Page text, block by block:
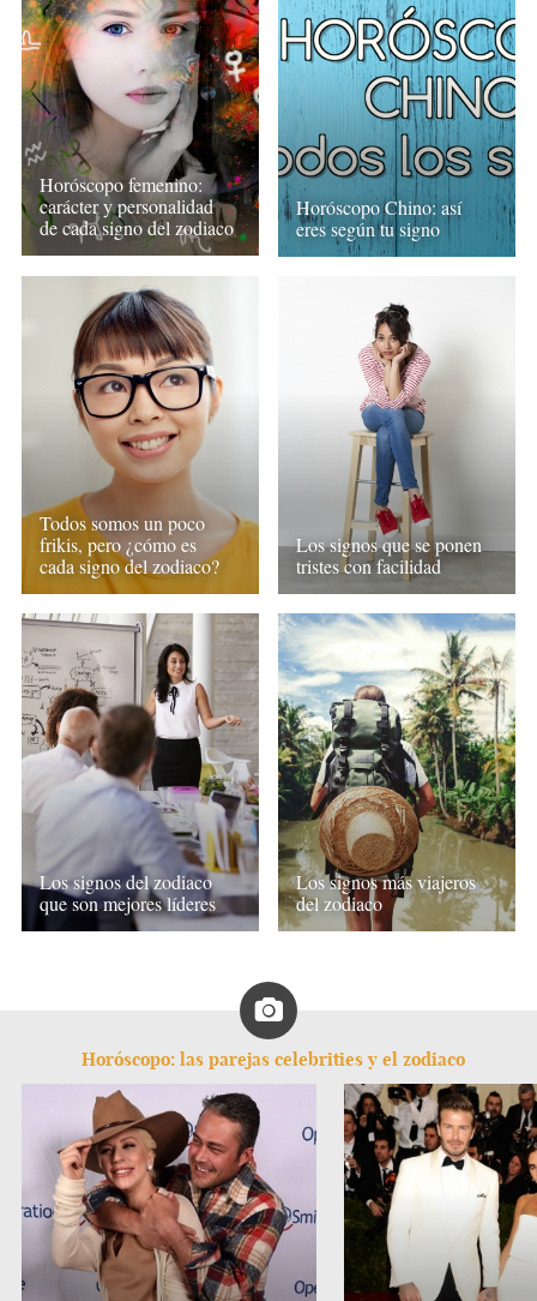
Horóscopo femenino:
carácter y personalidad
de cada signo del zodiaco
Horóscopo Chino: así
eres según tu signo
Todos somos un poco
frikis, pero ¿cómo es
cada signo del zodiaco?
Los signos que se ponen
tristes con facilidad
Los signos del zodiaco
que son mejores líderes
Los signos más viajeros
del zodiaco
Horóscopo: las parejas celebrities y el zodiaco